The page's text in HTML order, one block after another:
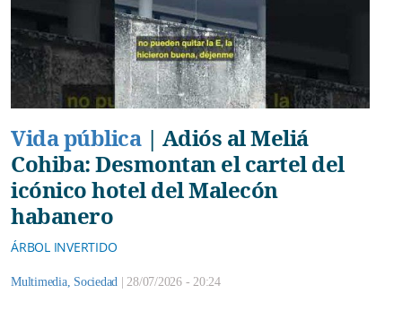
Vida pública| Adiós al Meliá
Cohiba: Desmontan el cartel del
icónico hotel del Malecón
habanero
ÁRBOL INVERTIDO
Multimedia, Sociedad | 28/07/2026 - 20:24